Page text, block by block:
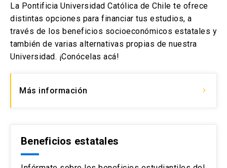
La Pontificia Universidad Católica de Chile te ofrece
distintas opciones para financiar tus estudios, a
través de los beneficios socioeconómicos estatales y
también de varias alternativas propias de nuestra
Universidad. ¡Conócelas acá!
Más información keyboard_arrow_right
Beneficios estatales